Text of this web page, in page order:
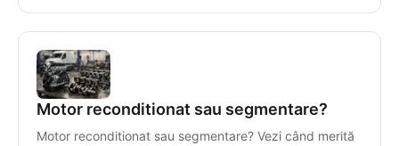
Motor reconditionat sau segmentare?
Motor reconditionat sau segmentare? Vezi când merită